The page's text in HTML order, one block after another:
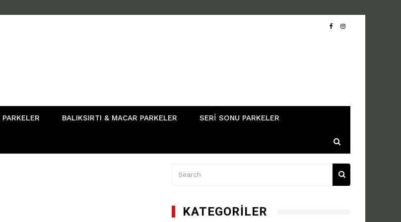
BALIKSIRTI & MACAR PARKELER SERI SONU PARKELER
KATEGORILER